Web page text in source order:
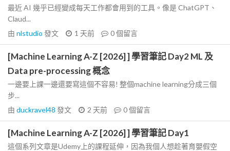
最近 AI 幾乎已經變成每天工作都會用到的工具。像是 ChatGPT、
Claud...
由 nlstudio 發文 1 天前 0個留言
[Machine Learning A-Z [2026] ] 學習筆記 Day2 ML 及
Data pre-processing 概念
一邊要上課一邊還要寫這個不容易! 整個machine learning分成三個
步...
由 duckravel48 發文 2 天前 0個留言
[Machine Learning A-Z [2026] ] 學習筆記 Day1
這個系列文章是Udemy上的課程延伸，因為我個人想趁著育嬰假空